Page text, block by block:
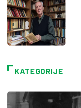
KATEGORIJE